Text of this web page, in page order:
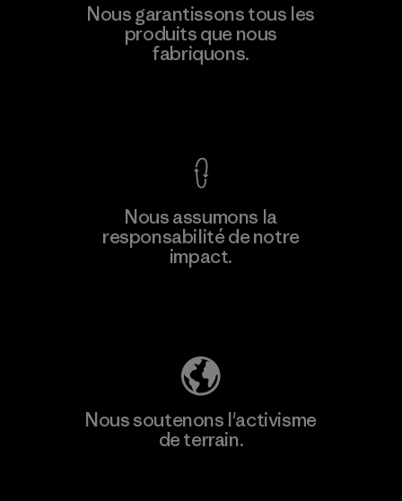
Formosa Textil
Nous garantissons tous les
produits que nous
fabriquons.
Nous assumons la
responsabilité de notre
impact.
Nous soutenons l'activisme
de terrain.